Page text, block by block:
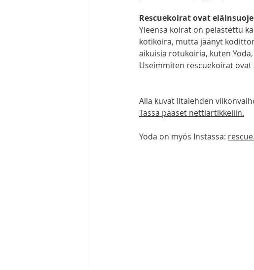
Rescuekoirat ovat
Yleensä koirat on pelastettu
kotikoira, mutta jäänyt
aikuisia rotukoiria, kuten
Useimmiten rescuekoirat
Alla kuvat Iltalehden
Tässä pääset nettiartikkeliin.
Yoda on myös Instassa: